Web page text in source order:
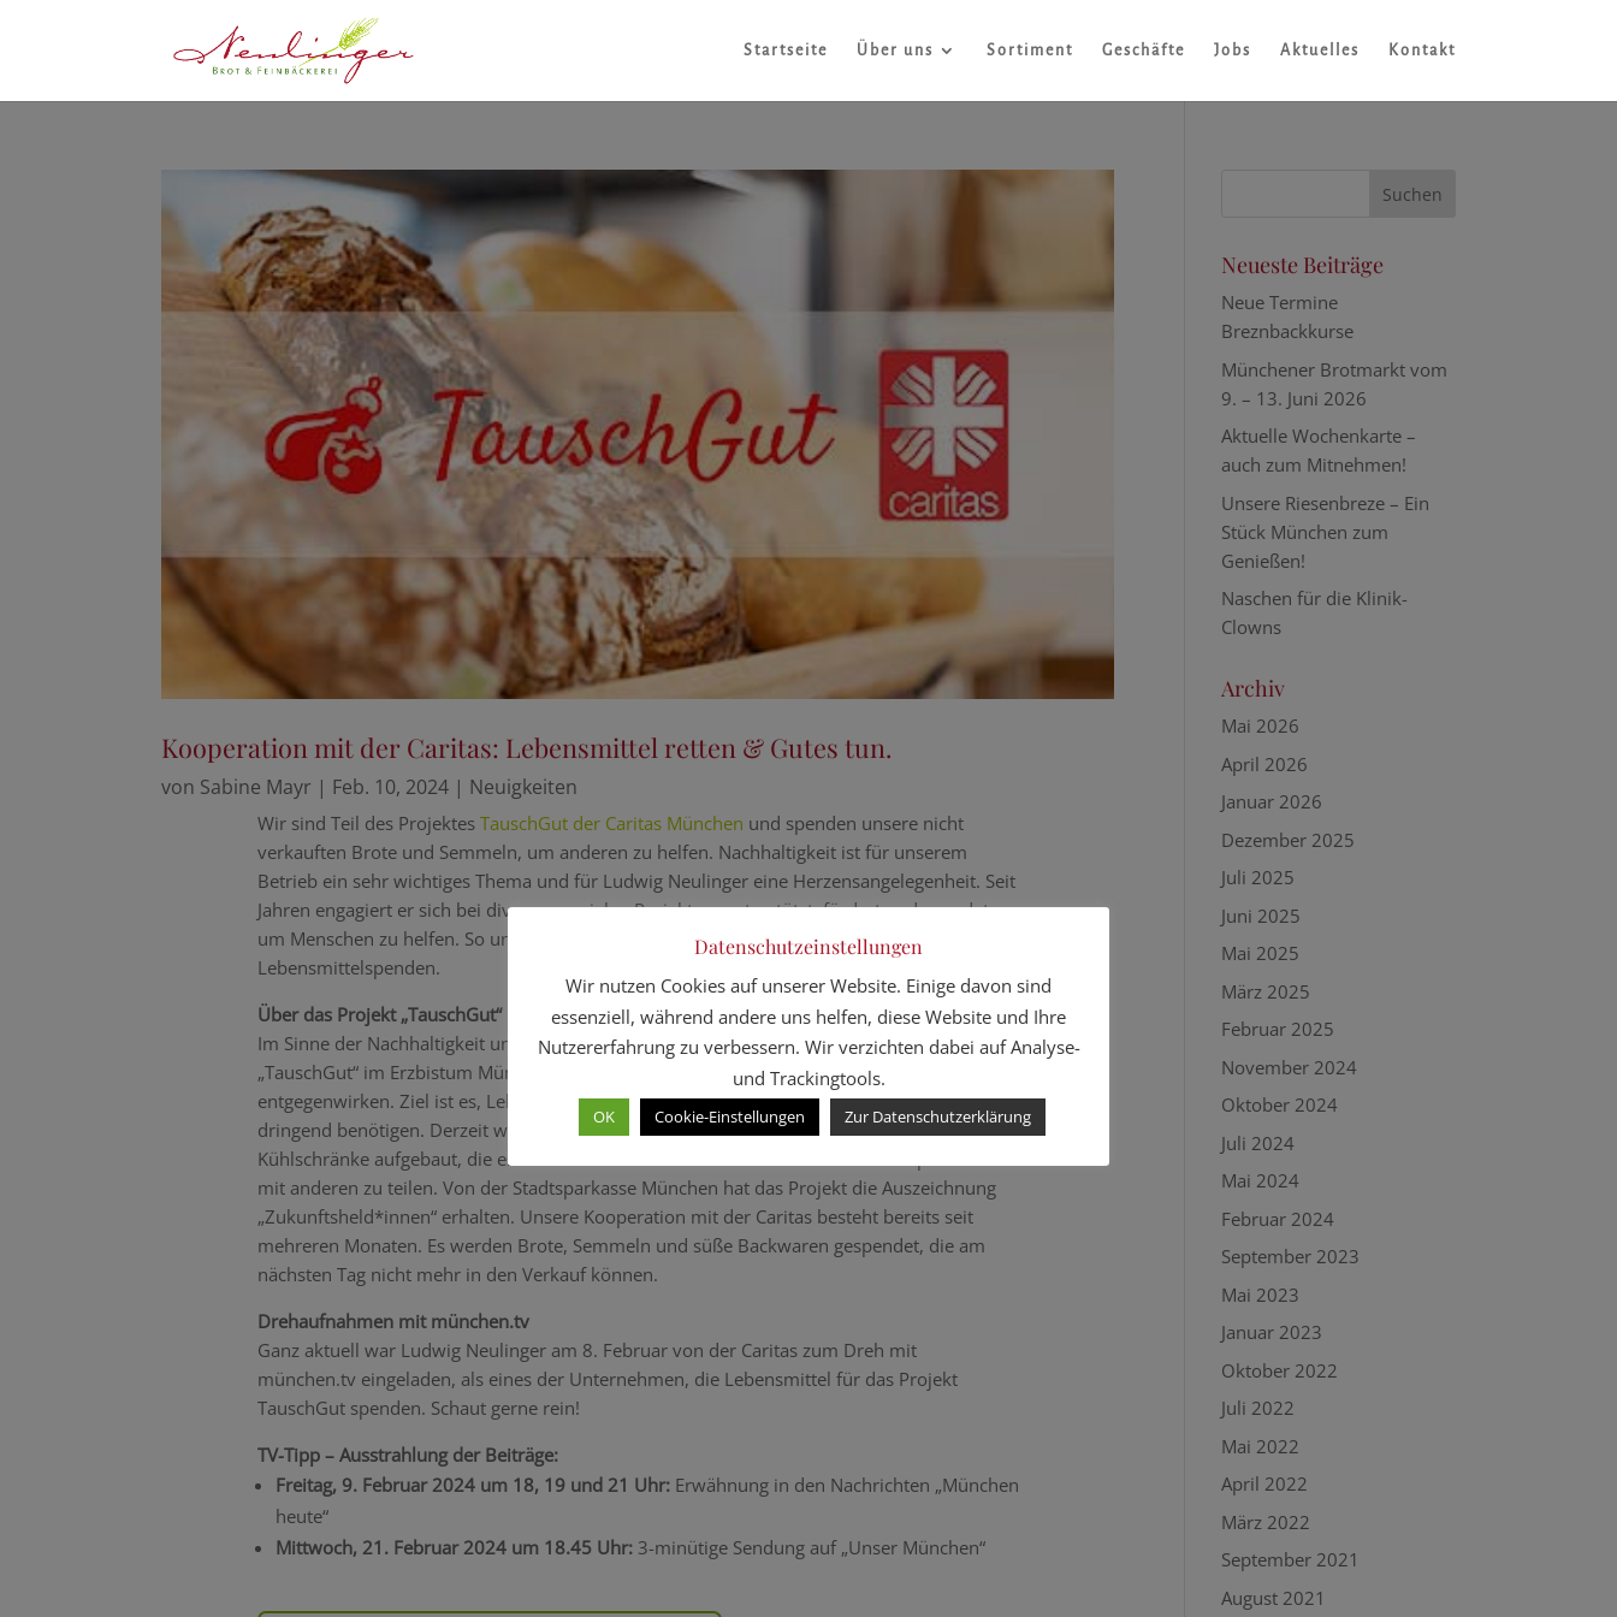
Startseite Über uns Sortiment Geschäfte Jobs Aktuelles Kontakt
Kooperation mit der Caritas: Lebensmittel retten & Gutes tun.
von Sabine Mayr | Feb. 10, 2024 | Neuigkeiten
Wir sind Teil des Projektes TauschGut der Caritas München und spenden unsere nicht
verkauften Brote und Semmeln, um anderen zu helfen. Nachhaltigkeit ist für unserem
Betrieb ein sehr wichtiges Thema und für Ludwig Neulinger eine Herzensangelegenheit. Seit
Jahren engagiert er sich bei diversen sozialen Projekten, unterstützt, fördert und spendet,
um Menschen zu helfen. So unterstützen wir beispielsweise auch die Münchner Tafel mit
Lebensmittelspenden.
Über das Projekt „TauschGut“
Im Sinne der Nachhaltigkeit und der sozialen Gerechtigkeit, will die Caritas mit dem Projekt
„TauschGut“ im Erzbistum München und Freising der Lebensmitteilverschwendung
entgegenwirken. Ziel ist es, Lebensmittel zu retten und an die weiterzugeben, die sie
dringend benötigen. Derzeit werden im gesamten Stadtgebiet München TauschGut-
Kühlschränke aufgebaut, die es noch einfacher machen sollen Lebensmittel zu spenden und
mit anderen zu teilen. Von der Stadtsparkasse München hat das Projekt die Auszeichnung
„Zukunftsheld*innen“ erhalten. Unsere Kooperation mit der Caritas besteht bereits seit
mehreren Monaten. Es werden Brote, Semmeln und süße Backwaren gespendet, die am
nächsten Tag nicht mehr in den Verkauf können.
Drehaufnahmen mit münchen.tv
Ganz aktuell war Ludwig Neulinger am 8. Februar von der Caritas zum Dreh mit
münchen.tv eingeladen, als eines der Unternehmen, die Lebensmittel für das Projekt
TauschGut spenden. Schaut gerne rein!
TV-Tipp – Ausstrahlung der Beiträge:
Freitag, 9. Februar 2024 um 18, 19 und 21 Uhr:Erwähnung in den Nachrichten „München
heute“
Mittwoch, 21. Februar 2024 um 18.45 Uhr:3-minütige Sendung auf „Unser München“
Neueste Beiträge
Neue Termine
Breznbackkurse
Münchener Brotmarkt vom
9. – 13. Juni 2026
Aktuelle Wochenkarte –
auch zum Mitnehmen!
Unsere Riesenbreze – Ein
Stück München zum
Genießen!
Naschen für die Klinik-
Clowns
Archiv
Mai 2026
April 2026
Januar 2026
Dezember 2025
Juli 2025
Juni 2025
Mai 2025
März 2025
Februar 2025
November 2024
Oktober 2024
Juli 2024
Mai 2024
Februar 2024
September 2023
Mai 2023
Januar 2023
Oktober 2022
Juli 2022
Mai 2022
April 2022
März 2022
September 2021
August 2021
Datenschutzeinstellungen
Wir nutzen Cookies auf unserer Website. Einige davon sind
essenziell, während andere uns helfen, diese Website und Ihre
Nutzererfahrung zu verbessern. Wir verzichten dabei auf Analyse-
und Trackingtools.
OK Cookie-Einstellungen Zur Datenschutzerklärung